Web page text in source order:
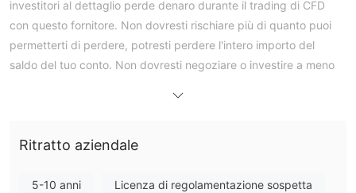
investitori al dettaglio perde denaro durante il trading di CFD
con questo fornitore. Non dovresti rischiare più di quanto puoi
permetterti di perdere, potresti perdere l'intero importo del
saldo del tuo conto. Non dovresti negoziare o investire a meno
trading è la chiave per mantenere una buona esperienza di
possibile, quindi non investire denaro che non puoi permetterti
Ritratto aziendale
5-10 anni Licenza di regolamentazione sospetta